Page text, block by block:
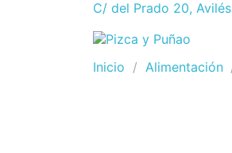
C/ del Prado 20, Avilés
Inicio
Alimentación